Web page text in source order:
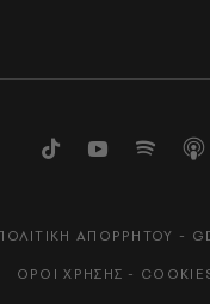
ΑΠΟΡΡΗΤΟΥ -
ΟΡΟΙ ΧΡΗΣΗΣ -